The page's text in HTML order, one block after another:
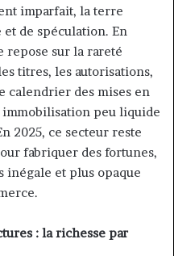
imparfait, la terre
de spéculation. En
sur la rareté
titres, les autorisations,
calendrier des mises en
peu liquide
2025, ce secteur reste
fabriquer des fortunes,
inégale et plus opaque
: la richesse par